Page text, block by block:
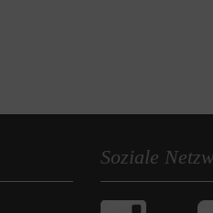
verglichen mit einer
im Fahrsimulator.
Soziale